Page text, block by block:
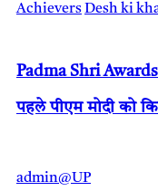
AchieversDesh ki
Padma Shri Awards
पहले पीएम मोदी को
admin@UP